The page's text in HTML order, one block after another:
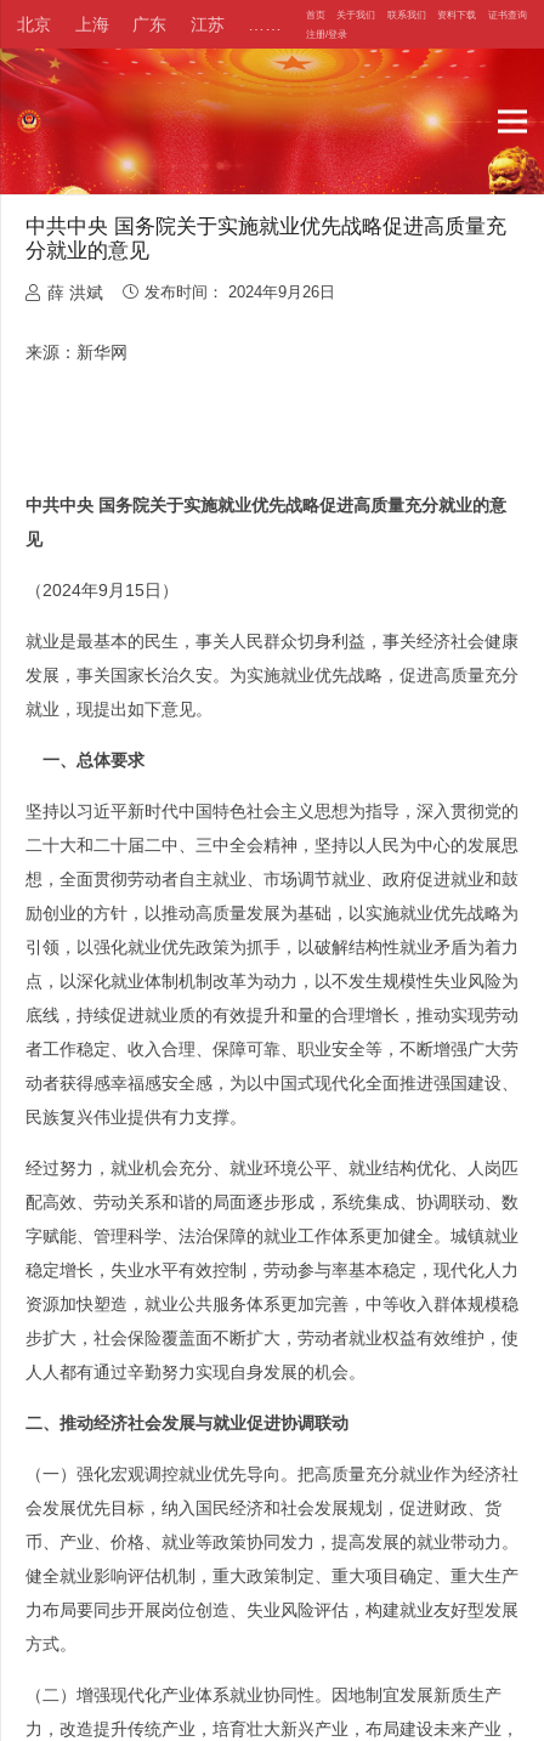
北京 上海 广东 江苏 首页 关于我们 联系我们 资料下载
证书查询
注册/登录
中共中央 国务院关于实施就业优先战略促进高质量充
分就业的意见
薛 洪斌 发布时间：2024年9月26日
来源：新华网
中共中央 国务院关于实施就业优先战略促进高质量充分就业的意
见
（2024年9月15日）
就业是最基本的民生，事关人民群众切身利益，事关经济社会健康
发展，事关国家长治久安。为实施就业优先战略，促进高质量充分
就业，现提出如下意见。
一、总体要求
坚持以习近平新时代中国特色社会主义思想为指导，深入贯彻党的
二十大和二十届二中、三中全会精神，坚持以人民为中心的发展思
想，全面贯彻劳动者自主就业、市场调节就业、政府促进就业和鼓
励创业的方针，以推动高质量发展为基础，以实施就业优先战略为
引领，以强化就业优先政策为抓手，以破解结构性就业矛盾为着力
点，以深化就业体制机制改革为动力，以不发生规模性失业风险为
底线，持续促进就业质的有效提升和量的合理增长，推动实现劳动
者工作稳定、收入合理、保障可靠、职业安全等，不断增强广大劳
动者获得感幸福感安全感，为以中国式现代化全面推进强国建设、
民族复兴伟业提供有力支撑。
经过努力，就业机会充分、就业环境公平、就业结构优化、人岗匹
配高效、劳动关系和谐的局面逐步形成，系统集成、协调联动、数
字赋能、管理科学、法治保障的就业工作体系更加健全。城镇就业
稳定增长，失业水平有效控制，劳动参与率基本稳定，现代化人力
资源加快塑造，就业公共服务体系更加完善，中等收入群体规模稳
步扩大，社会保险覆盖面不断扩大，劳动者就业权益有效维护，使
人人都有通过辛勤努力实现自身发展的机会。
二、推动经济社会发展与就业促进协调联动
（一）强化宏观调控就业优先导向。把高质量充分就业作为经济社
会发展优先目标，纳入国民经济和社会发展规划，促进财政、货
币、产业、价格、就业等政策协同发力，提高发展的就业带动力。
健全就业影响评估机制，重大政策制定、重大项目确定、重大生产
力布局要同步开展岗位创造、失业风险评估，构建就业友好型发展
方式。
（二）增强现代化产业体系就业协同性。因地制宜发展新质生产
力，改造提升传统产业，培育壮大新兴产业，布局建设未来产业，